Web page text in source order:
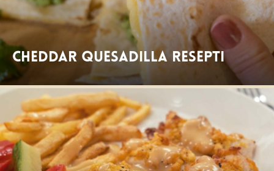
Cheddar Quesadilla resepti